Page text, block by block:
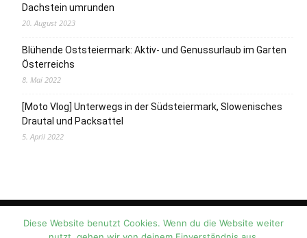
Dachstein umrunden
20. August 2023
Blühende Oststeiermark: Aktiv- und Genussurlaub im Garten
Österreichs
8. Mai 2022
[Moto Vlog] Unterwegs in der Südsteiermark, Slowenisches
Drautal und Packsattel
5. April 2022
Diese Website benutzt Cookies. Wenn du die Website weiter